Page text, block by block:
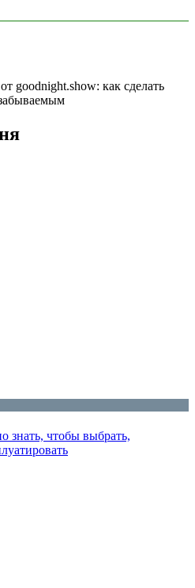
goodnight.show: как сделать
знать, чтобы выбрать,